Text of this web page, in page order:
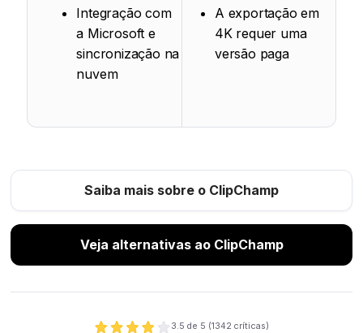
Integração com
a Microsoft e
sincronização na
nuvem
A exportação em
4K requer uma
versão paga
Saiba mais sobre o ClipChamp
Veja alternativas ao ClipChamp
3.5 de 5 (1342 críticas)